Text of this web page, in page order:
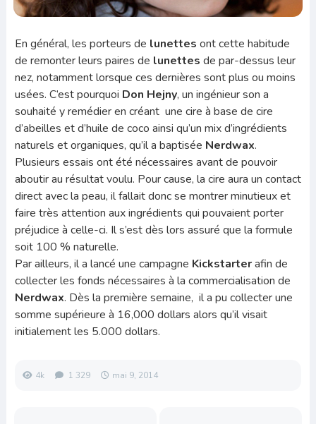
En général, les porteurs de lunettes ont cette habitude
de remonter leurs paires de lunettes de par-dessus leur
nez, notamment lorsque ces dernières sont plus ou moins
usées. C’est pourquoi Don Hejny, un ingénieur son a
souhaité y remédier en créant une cire à base de cire
d’abeilles et d’huile de coco ainsi qu’un mix d’ingrédients
naturels et organiques, qu’il a baptisée Nerdwax.
Plusieurs essais ont été nécessaires avant de pouvoir
aboutir au résultat voulu. Pour cause, la cire aura un contact
direct avec la peau, il fallait donc se montrer minutieux et
faire très attention aux ingrédients qui pouvaient porter
préjudice à celle-ci. Il s’est dès lors assuré que la formule
soit 100 % naturelle.
Par ailleurs, il a lancé une campagne Kickstarterafin de
collecter les fonds nécessaires à la commercialisation de
Nerdwax. Dès la première semaine, il a pu collecter une
somme supérieure à 16,000 dollars alors qu’il visait
initialement les 5.000 dollars.
4k 1 329 mai 9, 2014